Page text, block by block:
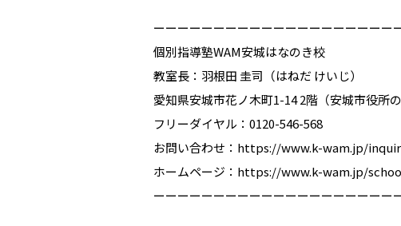
ーーーーーーーーーーーーーーーーーーーー
個別指導塾WAM安城はなのき校
教室長：羽根田 圭司（はねだ けいじ）
愛知県安城市花ノ木町1-14 2階（安城市役所の
フリーダイヤル：0120-546-568
お問い合わせ：https://www.k-wam.jp/
ホームページ：https://www.k-wam.jp/
ーーーーーーーーーーーーーーーーーーーー